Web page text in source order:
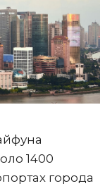
1400
города